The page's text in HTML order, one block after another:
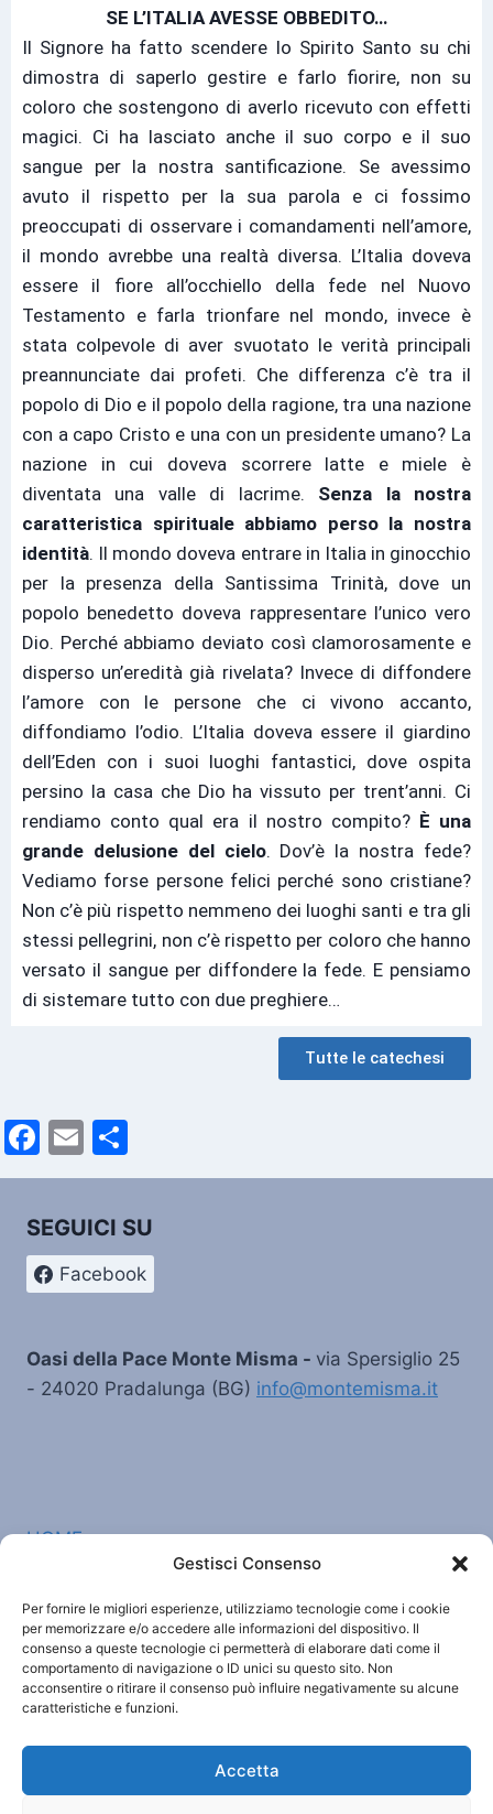
Gestisci Consenso
Per fornire le migliori esperienze, utilizziamo tecnologie come i cookie
per memorizzare e/o accedere alle informazioni del dispositivo. Il
consenso a queste tecnologie ci permetterà di elaborare dati come il
comportamento di navigazione o ID unici su questo sito. Non
acconsentire o ritirare il consenso può influire negativamente su alcune
caratteristiche e funzioni.
Accetta
SE L’ITALIA AVESSE OBBEDITO…
Il Signore ha fatto scendere lo Spirito Santo su chi
dimostra di saperlo gestire e farlo fiorire, non su
coloro che sostengono di averlo ricevuto con effetti
magici. Ci ha lasciato anche il suo corpo e il suo
sangue per la nostra santificazione. Se avessimo
avuto il rispetto per la sua parola e ci fossimo
preoccupati di osservare i comandamenti nell’amore,
il mondo avrebbe una realtà diversa. L’Italia doveva
essere il fiore all’occhiello della fede nel Nuovo
Testamento e farla trionfare nel mondo, invece è
stata colpevole di aver svuotato le verità principali
preannunciate dai profeti. Che differenza c’è tra il
popolo di Dio e il popolo della ragione, tra una nazione
con a capo Cristo e una con un presidente umano? La
nazione in cui doveva scorrere latte e miele è
diventata una valle di lacrime. Senza la nostra
caratteristica spirituale abbiamo perso la nostra
identità. Il mondo doveva entrare in Italia in ginocchio
per la presenza della Santissima Trinità, dove un
popolo benedetto doveva rappresentare l’unico vero
Dio. Perché abbiamo deviato così clamorosamente e
disperso un’eredità già rivelata? Invece di diffondere
l’amore con le persone che ci vivono accanto,
diffondiamo l’odio. L’Italia doveva essere il giardino
dell’Eden con i suoi luoghi fantastici, dove ospita
persino la casa che Dio ha vissuto per trent’anni. Ci
rendiamo conto qual era il nostro compito? È una
grande delusione del cielo. Dov’è la nostra fede?
Vediamo forse persone felici perché sono cristiane?
Non c’è più rispetto nemmeno dei luoghi santi e tra gli
stessi pellegrini, non c’è rispetto per coloro che hanno
versato il sangue per diffondere la fede. E pensiamo
di sistemare tutto con due preghiere…
Tutte le catechesi
F
a
c
e
b
o
k
E
m
ai
l
o
n
di
vi
SEGUICI SU
Facebook
Oasi della Pace Monte Misma - via Spersiglio 25
- 24020 Pradalunga (BG) info@montemisma.it
HOME
LA STORIA DEL MISMA
ACCOGLIENZA
CONTATTI